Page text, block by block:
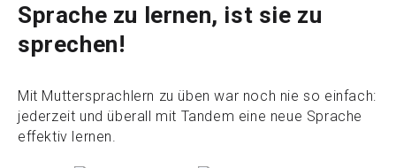
Sprache zu lernen, ist sie zu
sprechen!
Mit Muttersprachlern zu üben war noch nie so einfach:
jederzeit und überall mit Tandem eine neue Sprache
effektiv lernen.